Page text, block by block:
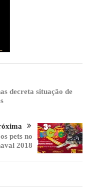
decreta situação de
pets no
2018